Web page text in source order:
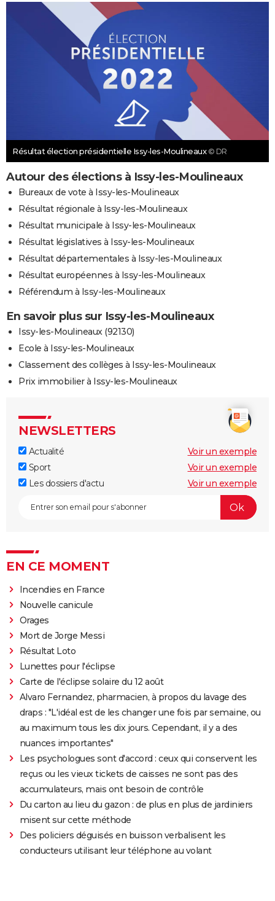
Résultat élection présidentielle Issy-les-Moulineaux © DR
Autour des élections à Issy-les-Moulineaux
Bureaux de vote à Issy-les-Moulineaux
Résultat régionale à Issy-les-Moulineaux
Résultat municipale à Issy-les-Moulineaux
Résultat législatives à Issy-les-Moulineaux
Résultat départementales à Issy-les-Moulineaux
Résultat européennes à Issy-les-Moulineaux
Référendum à Issy-les-Moulineaux
En savoir plus sur Issy-les-Moulineaux
Issy-les-Moulineaux (92130)
Ecole à Issy-les-Moulineaux
Classement des collèges à Issy-les-Moulineaux
Prix immobilier à Issy-les-Moulineaux
NEWSLETTERS
Actualité
Voir un exemple
Sport
Voir un exemple
Les dossiers d'actu
Voir un exemple
EN CE MOMENT
Incendies en France
Nouvelle canicule
Orages
Mort de Jorge Messi
Résultat Loto
Lunettes pour l'éclipse
Carte de l'éclipse solaire du 12 août
Alvaro Fernandez, pharmacien, à propos du lavage des
draps : "L'idéal est de les changer une fois par semaine, ou
au maximum tous les dix jours. Cependant, il y a des
nuances importantes"
Les psychologues sont d'accord : ceux qui conservent les
reçus ou les vieux tickets de caisses ne sont pas des
accumulateurs, mais ont besoin de contrôle
Du carton au lieu du gazon : de plus en plus de jardiniers
misent sur cette méthode
Des policiers déguisés en buisson verbalisent les
conducteurs utilisant leur téléphone au volant